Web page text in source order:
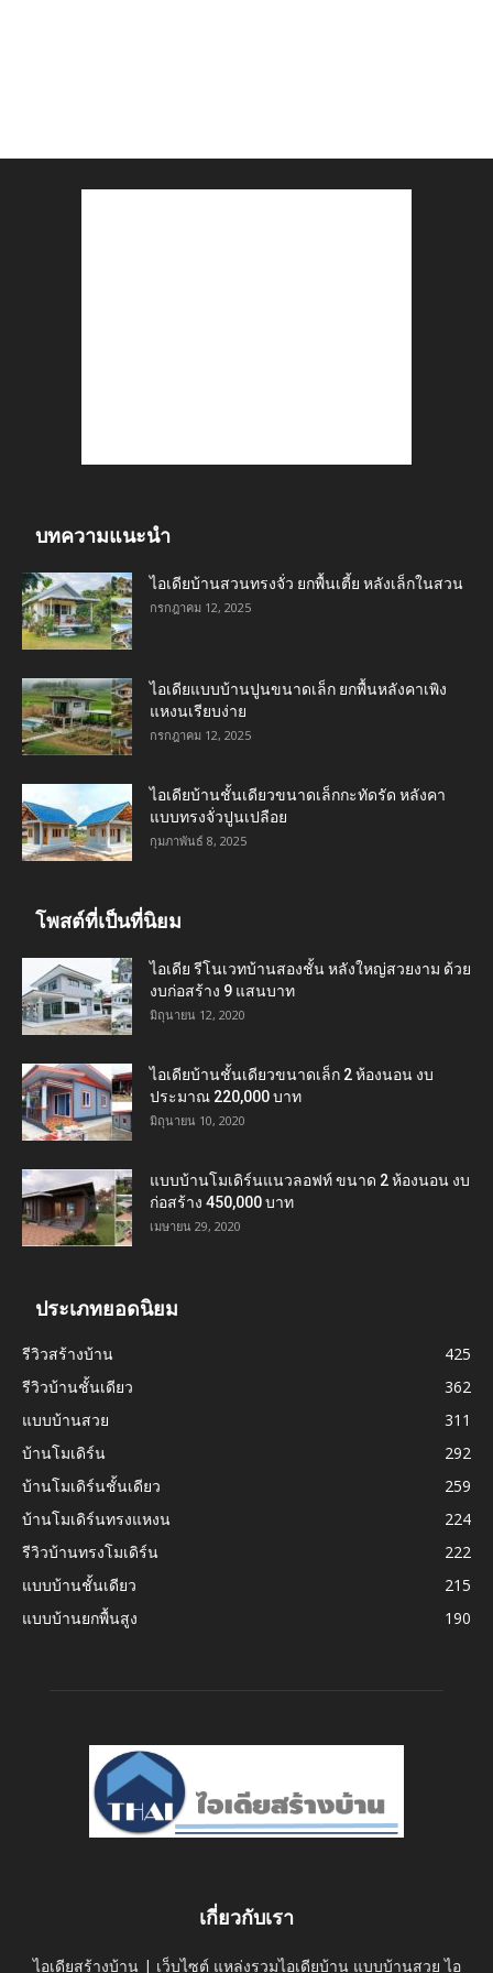
บทความแนะนำ
ไอเดียบ้านสวนทรงจั่ว ยกพื้นเตี้ย หลังเล็กในสวน
กรกฎาคม 12, 2025
ไอเดียแบบบ้านปูนขนาดเล็ก ยกพื้นหลังคาเพิง
แหงนเรียบง่าย
กรกฎาคม 12, 2025
ไอเดียบ้านชั้นเดียวขนาดเล็กกะทัดรัด หลังคา
แบบทรงจั่วปูนเปลือย
กุมภาพันธ์ 8, 2025
โพสต์ที่เป็นที่นิยม
ไอเดีย รีโนเวทบ้านสองชั้น หลังใหญ่สวยงาม ด้วย
งบก่อสร้าง 9 แสนบาท
มิถุนายน 12, 2020
ไอเดียบ้านชั้นเดียวขนาดเล็ก 2 ห้องนอน งบ
ประมาณ 220,000 บาท
มิถุนายน 10, 2020
แบบบ้านโมเดิร์นแนวลอฟท์ ขนาด 2 ห้องนอน งบ
ก่อสร้าง 450,000 บาท
เมษายน 29, 2020
ประเภทยอดนิยม
รีวิวสร้างบ้าน
425
รีวิวบ้านชั้นเดียว
362
แบบบ้านสวย
311
บ้านโมเดิร์น
292
บ้านโมเดิร์นชั้นเดียว
259
บ้านโมเดิร์นทรงแหงน
224
รีวิวบ้านทรงโมเดิร์น
222
แบบบ้านชั้นเดียว
215
แบบบ้านยกพื้นสูง
190
เกี่ยวกับเรา
ไอเดียสร้างบ้าน | เว็บไซต์ แหล่งรวมไอเดียบ้าน แบบบ้านสวย ไอ